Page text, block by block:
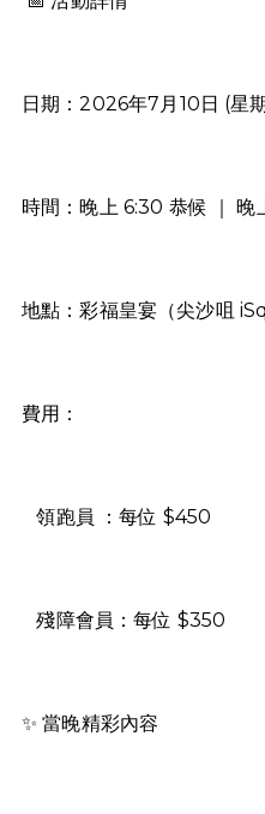
日期：2026年7月10日 (星
時間：晚上 6:30 恭候 ｜
地點：彩福皇宴（尖沙咀
費用：
領跑員 ：每位 $450
殘障會員：每位 $350
✨ 當晚精彩內容